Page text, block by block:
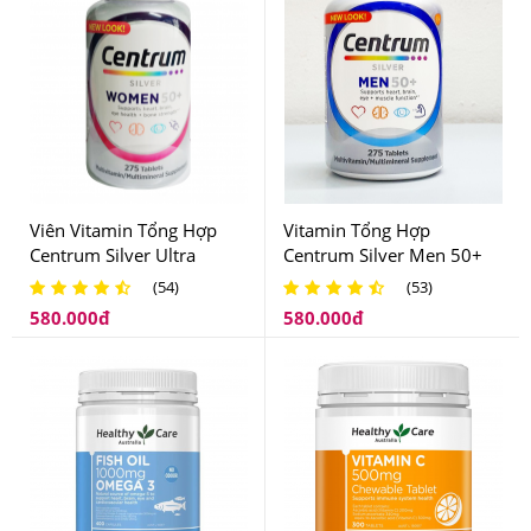
thay thế thuốc.
Sản phẩm dành cho phụ nữ trên 18 tuổi.
Viên Vitamin Tổng Hợp
Centrum Silver Ultra
Women's 50+ Dành Cho
Nữ Giới Trên 50 Tuổi
(54)
580.000đ
Vitamin Tổng Hợp
Centrum Silver Men 50+
Dành Cho Nam Giới Trên
(53)
580.000đ